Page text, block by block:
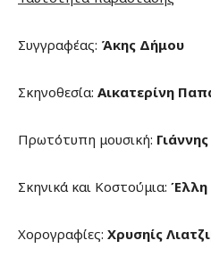
Συγγραφέας: Άκης Δήμου
Σκηνοθεσία: Αικατερίνη
Πρωτότυπη μουσική:
Σκηνικά και Κοστούμια: Έλλη
Χορογραφίες: Χρυσηίς